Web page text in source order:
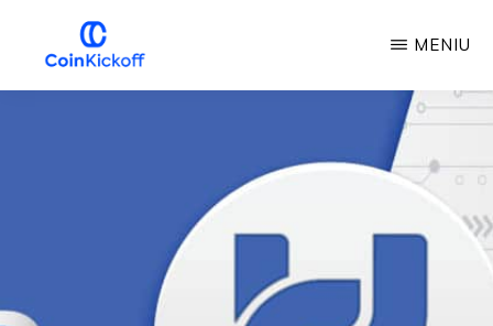
pagrindinio
COIN
MENIU